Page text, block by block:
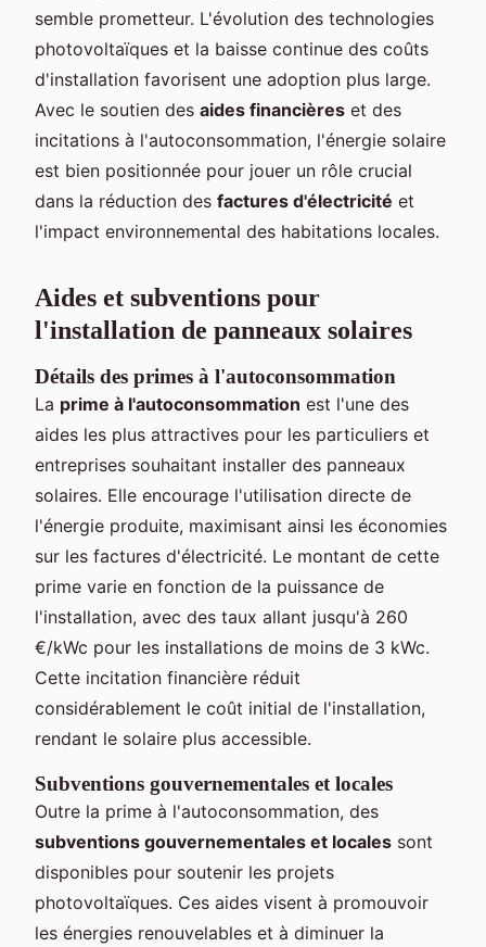
semble prometteur. L'évolution des technologies
photovoltaïques et la baisse continue des coûts
d'installation favorisent une adoption plus large.
Avec le soutien des aides financières et des
incitations à l'autoconsommation, l'énergie solaire
est bien positionnée pour jouer un rôle crucial
dans la réduction des factures d'électricité et
l'impact environnemental des habitations locales.
Aides et subventions pour
l'installation de panneaux solaires
Détails des primes à l'autoconsommation
La prime à l'autoconsommation est l'une des
aides les plus attractives pour les particuliers et
entreprises souhaitant installer des panneaux
solaires. Elle encourage l'utilisation directe de
l'énergie produite, maximisant ainsi les économies
sur les factures d'électricité. Le montant de cette
prime varie en fonction de la puissance de
l'installation, avec des taux allant jusqu'à 260
€/kWc pour les installations de moins de 3 kWc.
Cette incitation financière réduit
considérablement le coût initial de l'installation,
rendant le solaire plus accessible.
Subventions gouvernementales et locales
Outre la prime à l'autoconsommation, des
subventions gouvernementales et locales sont
disponibles pour soutenir les projets
photovoltaïques. Ces aides visent à promouvoir
les énergies renouvelables et à diminuer la